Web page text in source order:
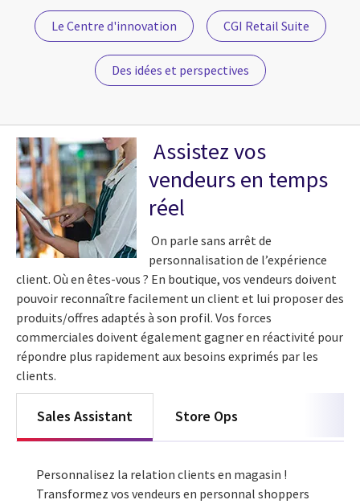
Le Centre d'innovation CGI Retail Suite
Des idées et perspectives
Assistez vos
vendeurs en temps
réel
On parle sans arrêt de
personnalisation de l’expérience
client. Où en êtes-vous ? En boutique, vos vendeurs doivent
pouvoir reconnaître facilement un client et lui proposer des
produits/offres adaptés à son profil. Vos forces
commerciales doivent également gagner en réactivité pour
répondre plus rapidement aux besoins exprimés par les
clients.
Sales Assistant Store Ops
Personnalisez la relation clients en magasin !
Transformez vos vendeurs en personnal shoppers